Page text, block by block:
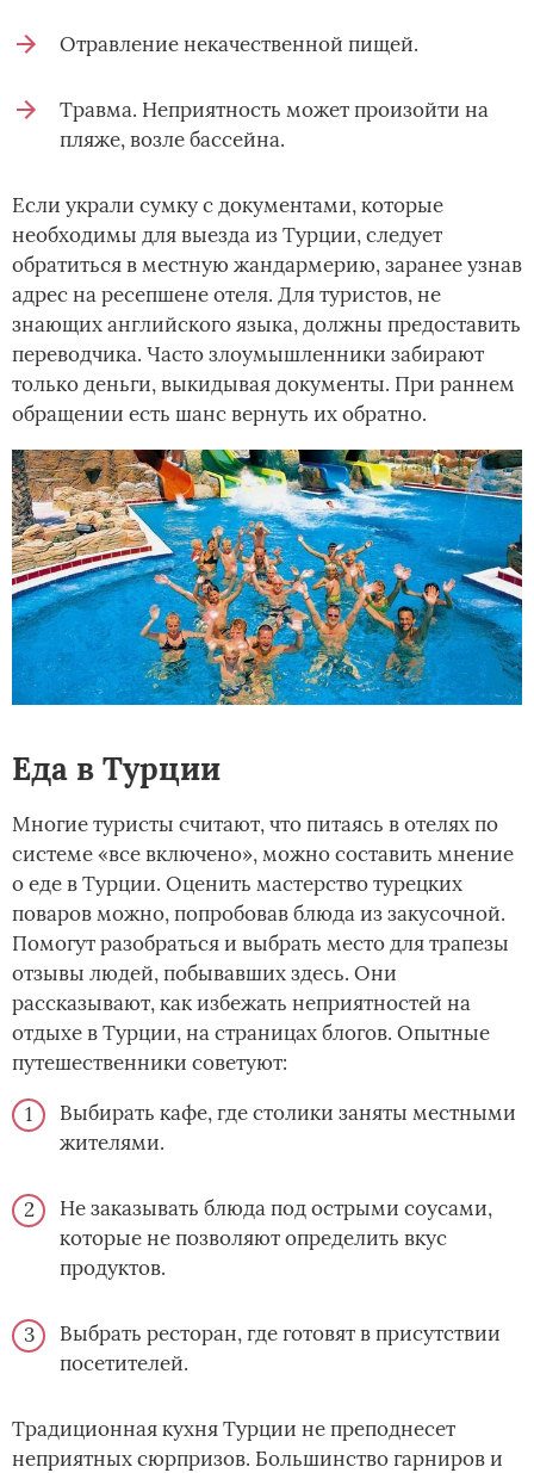
Отравление некачественной пищей.
Травма. Неприятность может произойти на
пляже, возле бассейна.
Если украли сумку с документами, которые
необходимы для выезда из Турции, следует
обратиться в местную жандармерию, заранее узнав
адрес на ресепшене отеля. Для туристов, не
знающих английского языка, должны предоставить
переводчика. Часто злоумышленники забирают
только деньги, выкидывая документы. При раннем
обращении есть шанс вернуть их обратно.
Еда в Турции
Многие туристы считают, что питаясь в отелях по
системе «все включено», можно составить мнение
о еде в Турции. Оценить мастерство турецких
поваров можно, попробовав блюда из закусочной.
Помогут разобраться и выбрать место для трапезы
отзывы людей, побывавших здесь. Они
рассказывают, как избежать неприятностей на
отдыхе в Турции, на страницах блогов. Опытные
путешественники советуют:
Выбирать кафе, где столики заняты местными
жителями.
Не заказывать блюда под острыми соусами,
которые не позволяют определить вкус
продуктов.
Выбрать ресторан, где готовят в присутствии
посетителей.
Традиционная кухня Турции не преподнесет
неприятных сюрпризов. Большинство гарниров и